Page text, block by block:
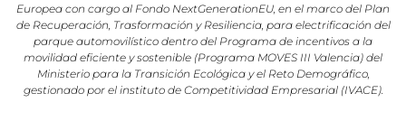
Europea con cargo al Fondo NextGenerationEU, en el marco del Plan
de Recuperación, Trasformación y Resiliencia, para electrificación del
parque automovilístico dentro del Programa de incentivos a la
movilidad eficiente y sostenible (Programa MOVES III Valencia) del
Ministerio para la Transición Ecológica y el Reto Demográfico,
gestionado por el instituto de Competitividad Empresarial (IVACE).